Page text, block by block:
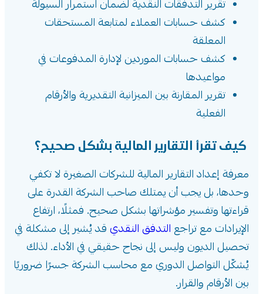
تقرير التدفقات النقدية لضمان استمرار السيولة
كشف حسابات العملاء لمتابعة المستحقات
المعلقة
كشف حسابات الموردين لإدارة المدفوعات في
مواعيدها
تقرير المقارنة بين الميزانية التقديرية والأرقام
الفعلية
كيف تقرأ التقارير المالية بشكل صحيح؟
معرفة إعداد التقارير المالية للشركات الصغيرة لا تكفي
وحدها، بل يجب أن يمتلك صاحب الشركة القدرة على
قراءتها وتفسير مؤشراتها بشكل صحيح. فمثلًا، ارتفاع
الإيرادات مع تراجع التدفق النقدي قد يُشير إلى مشكلة في
تحصيل الديون وليس إلى نجاح حقيقي في الأداء. لذلك
يُشكّل التواصل الدوري مع محاسب الشركة جسرًا ضروريًا
بين الأرقام والقرار.